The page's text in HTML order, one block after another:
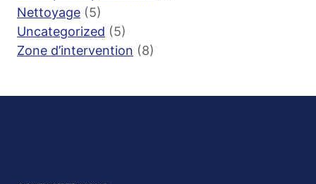
Nettoyage (5)
Uncategorized (5)
Zone d’intervention (8)